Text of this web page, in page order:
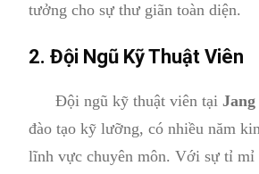
tưởng cho sự thư giãn toàn diện.
2. Đội Ngũ Kỹ Thuật Viên
Đội ngũ kỹ thuật viên tại
đào tạo kỹ lưỡng, có nhiều năm
lĩnh vực chuyên môn. Với sự tỉ mỉ